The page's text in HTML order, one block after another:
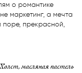
о романтике
маркетинг, а мечта
поре, прекрасной,
Холст, масляная пастель